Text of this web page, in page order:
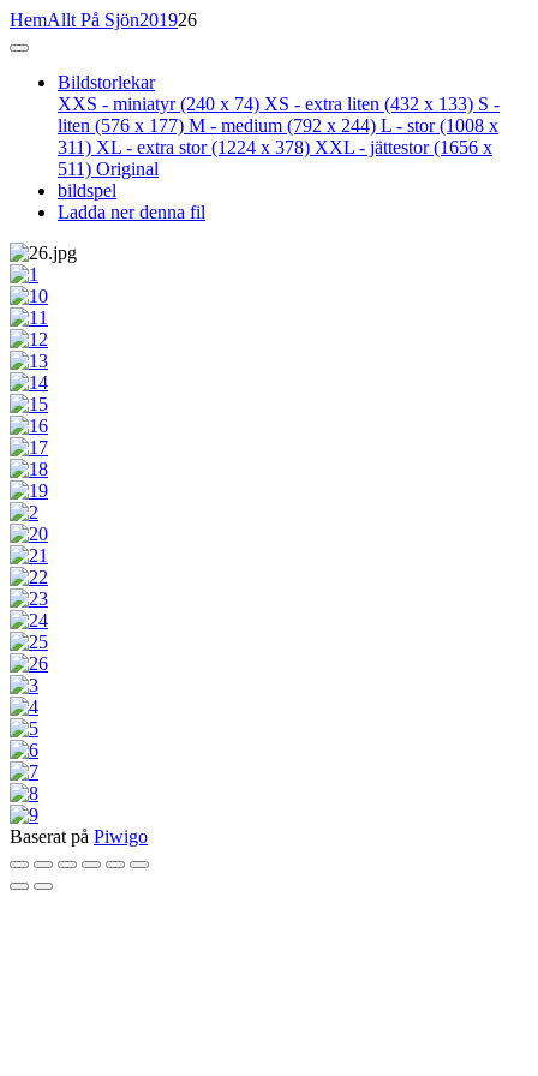
HemAllt På Sjön201926
Bildstorlekar
XXS - miniatyr(240 x 74) XS - extra liten (432 x 133) S -
liten (576 x 177) M - medium (792 x 244) L - stor(1008 x
311) XL - extra stor(1224 x 378) XXL - jättestor(1656 x
511) Original
bildspel
Ladda ner denna fil
Baserat på Piwigo